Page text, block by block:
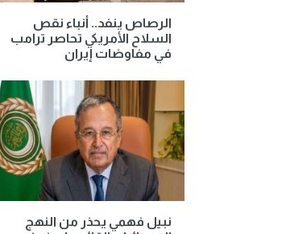
الرصاص ينفد.. أنباء نقص
السلاح الأمريكي تحاصر ترامب
في مفاوضات إيران
نبيل فهمي يحذر من النهج